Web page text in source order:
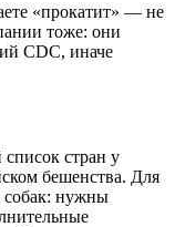
«прокатит» — не
тоже: они
CDC, иначе
стран у
бешенства. Для
собак: нужны